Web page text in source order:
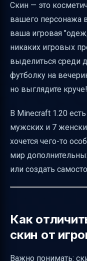
Скин — это
вашего персонажа
ваша игровая
никаких игровых
выделиться среди
футболку на
но выглядите круче!
В Minecraft 1.20
мужских и 7
хочется чего-то
мир
или создать
Как
скин от
Важно понимать: